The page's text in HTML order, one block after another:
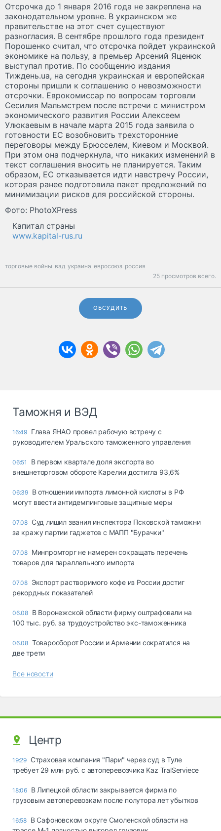
Отсрочка до 1 января 2016 года не закреплена на
законодательном уровне. В украинском же
правительстве на этот счет существуют
разногласия. В сентябре прошлого года президент
Порошенко считал, что отсрочка пойдет украинской
экономике на пользу, а премьер Арсений Яценюк
выступал против. По сообщению издания
Тиждень.ua, на сегодня украинская и европейская
стороны пришли к соглашению о невозможности
отсрочки. Еврокомиссар по вопросам торговли
Сесилия Мальмстрем после встречи с министром
экономического развития России Алексеем
Улюкаевым в начале марта 2015 года заявила о
готовности ЕС возобновить трехсторонние
переговоры между Брюсселем, Киевом и Москвой.
При этом она подчеркнула, что никаких изменений в
текст соглашения вносить не планируется. Таким
образом, ЕС отказывается идти навстречу России,
которая ранее подготовила пакет предложений по
минимизации рисков для российской стороны.
Фото: PhotoXPress
Капитал страны
www.kapital-rus.ru
торговые войны вэд украина евросоюз россия
25 просмотров всего.
ОБСУДИТЬ
Таможня и ВЭД
16:49 Глава ЯНАО провел рабочую встречу с
руководителем Уральского таможенного управления
06:51
В первом квартале доля экспорта во
внешнеторговом обороте Карелии достигла 93,6%
06:39 В отношении импорта лимонной кислоты в РФ
могут ввести антидемпинговые защитные меры
07.08 Суд лишил звания инспектора Псковской таможни
за кражу партии гаджетов с МАПП "Бурачки"
07.08 Минпромторг не намерен сокращать перечень
товаров для параллельного импорта
07.08 Экспорт растворимого кофе из России достиг
рекордных показателей
06.08 В Воронежской области фирму оштрафовали на
100 тыс. руб. за трудоустройство экс-таможенника
06.08 Товарооборот России и Армении сократился на
две трети
Все новости
Центр
19:29 Страховая компания "Пари" через суд в Туле
требует 29 млн руб. с автоперевозчика Kaz TralServiece
18:06 В Липецкой области закрывается фирма по
грузовым автоперевозкам после полутора лет убытков
16:58 В Сафоновском округе Смоленской области на